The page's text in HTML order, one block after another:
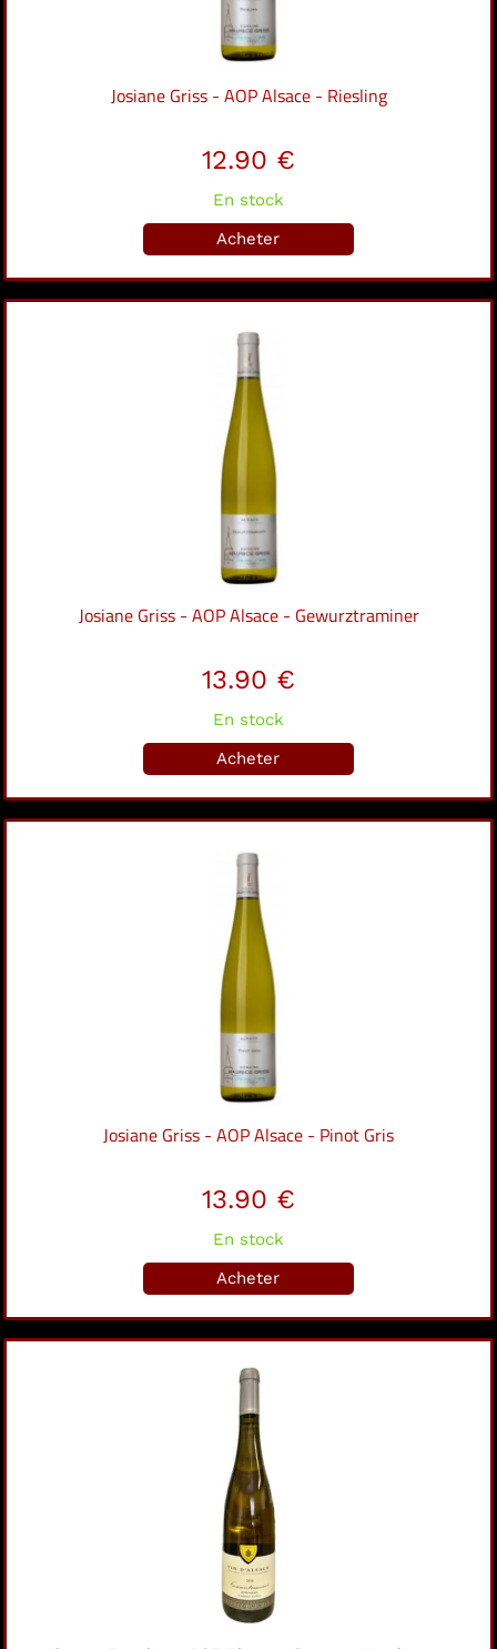
Josiane Griss - AOP Alsace - Riesling
12.90 €
En stock
Acheter
Josiane Griss - AOP Alsace - Gewurztraminer
13.90 €
En stock
Acheter
Josiane Griss - AOP Alsace - Pinot Gris
13.90 €
En stock
Acheter